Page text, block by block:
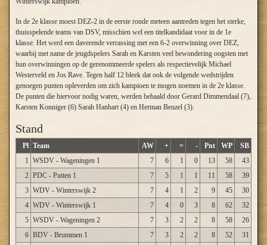
In de 2e klasse moest DEZ-2 in de eerste ronde meteen aantreden tegen het sterke,
thuisspelende teams van DSV, misschien wel een titelkandidaat voor in de 1e
klasse. Het werd een daverende verrassing met een 6-2 overwinning over DEZ,
waarbij met name de jeugdspelers Sarah en Karsten veel bewondering oogsten met
hun overwinningen op de gerenommeerde spelers als respectievelijk Michael
Westerveld en Jos Rave. Tegen half 12 bleek dat ook de volgende wedstrijden
genoegen punten opleverden om zich kampioen te mogen noemen in de 2e klasse.
De punten die hiervoor nodig waren, werden behaald door Gerard Dimmendaal (7),
Karsten Konniger (6) Sarah Hanhart (4) en Herman Beuzel (3).
Stand
Pl Team AW + = - Pnt WP
SB
1 WSDV - Wageningen 1 7 6 1 0 13 58
43
2 PDC - Putten 1 7 5 1 1 11 58
39
3 WDV - Winterswijk 2 7 4 1 2 9 45
30
4 WDV - Winterswijk 1 7 4 0 3 8 62
32
5 WSDV - Wageningen 2 7 3 2 2 8 58
26
6 BDV - Brummen 1 7 3 2 2 8 52
31